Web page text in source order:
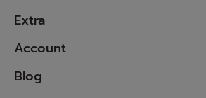
Extra
Account
Blog